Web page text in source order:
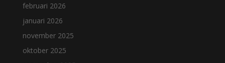
februari 2026
januari 2026
november 2025
oktober 2025